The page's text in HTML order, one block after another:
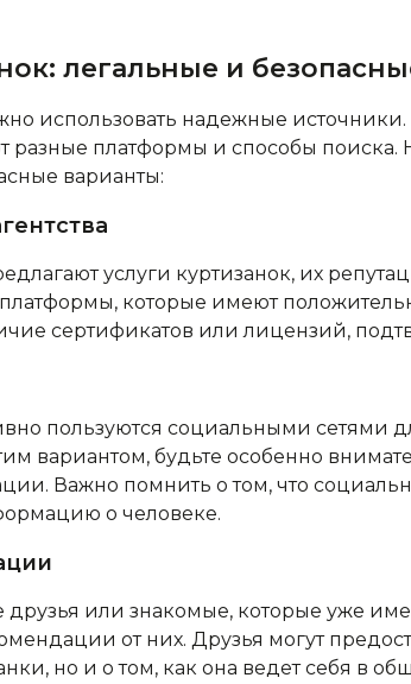
легальные и
использовать надежные
разные платформы и способы
варианты:
услуги куртизанок, и‌х
которые имеют
сертификатов или лицензий,
пользуются социальными сетями
вариантом, будьте особенно
Важно помнить о том, что
о человеке.
друзья или знакомые, которые уже
от них. Друзья могут
но и о том, как она ведет себя в